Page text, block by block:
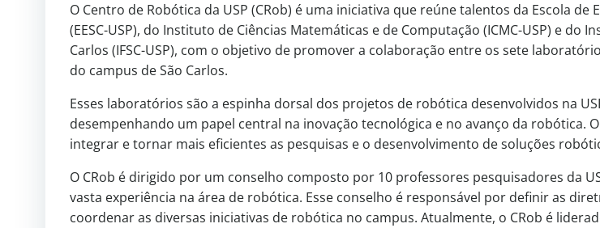
O Centro de Robótica da USP (CRob) é uma iniciativa que reúne talentos da Escola de
(EESC-USP), do Instituto de Ciências Matemáticas e de Computação (ICMC-USP) e do
Carlos (IFSC-USP), com o objetivo de promover a colaboração entre os sete
do campus de São Carlos.
Esses laboratórios são a espinha dorsal dos projetos de robótica desenvolvidos na
desempenhando um papel central na inovação tecnológica e no avanço da robótica.
integrar e tornar mais eficientes as pesquisas e o desenvolvimento de soluções
O CRob é dirigido por um conselho composto por 10 professores pesquisadores da
vasta experiência na área de robótica. Esse conselho é responsável por definir as
coordenar as diversas iniciativas de robótica no campus. Atualmente, o CRob é